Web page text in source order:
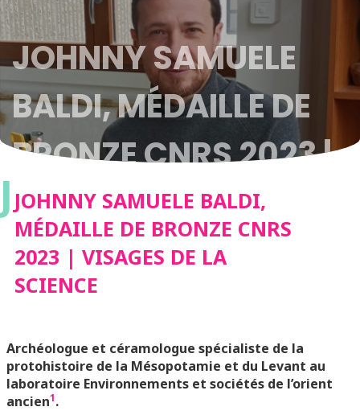
JOHNNY SAMUELE
BALDI, MÉDAILLE DE
BRONZE CNRS 2023 |
VISAGES DE LA
SCIENCE
J JOHNNY SAMUELE BALDI,
MÉDAILLE DE BRONZE CNRS
2023 | VISAGES DE LA
SCIENCE
Archéologue et céramologue spécialiste de la
protohistoire de la Mésopotamie et du Levant au
laboratoire Environnements et sociétés de l’orient
ancien1.